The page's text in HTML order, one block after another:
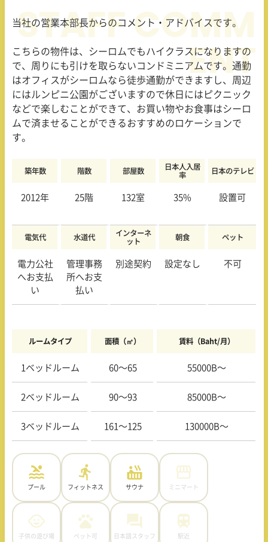
当社の営業本部長からのコメント・アドバイスです。
こちらの物件は、シーロムでもハイクラスになりますの
で、周りにも引けを取らないコンドミニアムです。通勤
はオフィスがシーロムなら徒歩通勤ができますし、周辺
にはルンピニ公園がございますので休日にはピクニック
などで楽しむことができて、お買い物やお食事はシーロ
ムで済ませることができるおすすめのロケーションで
す。
築年数 階数 部屋数
日本人入居
率
日本のテレビ
2012年 25階 132室 35% 設置可
電気代 水道代
インターネ
ット
朝食 ペット
電力公社
へお支払
い
管理事務
所へお支
払い
別途契約 設定なし 不可
ルームタイプ 面積（㎡） 賃料（Baht/月）
1ベッドルーム 60〜65 55000B〜
2ベッドルーム 90〜93 85000B〜
3ベッドルーム 161〜125 130000B〜
プール フィットネス サウナ ミニマート
子供の遊び場 ペット可 日本語スタッフ 駅近